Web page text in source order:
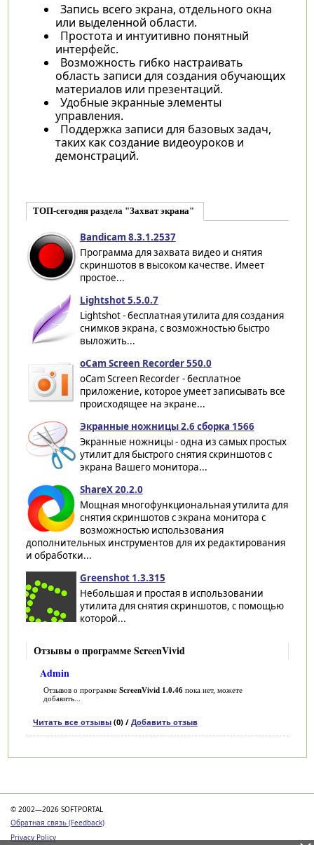
Запись всего экрана, отдельного окна
или выделенной области.
Простота и интуитивно понятный
интерфейс.
Возможность гибко настраивать
область записи для создания обучающих
материалов или презентаций.
Удобные экранные элементы
управления.
Поддержка записи для базовых задач,
таких как создание видеоуроков и
демонстраций.
ТОП-сегодня раздела "Захват экрана"
Bandicam 8.3.1.2537
Программа для захвата видео и снятия
скриншотов в высоком качестве. Имеет
простое...
Lightshot 5.5.0.7
Lightshot - бесплатная утилита для создания
снимков экрана, с возможностью быстро
выложить...
oCam Screen Recorder 550.0
oCam Screen Recorder - бесплатное
приложение, которое умеет записывать все
происходящее на экране...
Экранные ножницы 2.6 сборка 1566
Экранные ножницы - одна из самых простых
утилит для быстрого снятия скриншотов с
экрана Вашего монитора...
ShareX 20.2.0
Мощная многофункциональная утилита для
снятия скриншотов с экрана монитора с
возможностью использования
дополнительных инструментов для их редактирования
и обработки...
Greenshot 1.3.315
Небольшая и простая в использовании
утилита для снятия скриншотов, с помощью
которой...
Отзывы о программе ScreenVivid
Admin
Отзывов о программе ScreenVivid 1.0.46пока нет, можете
добавить...
Читать все отзывы(0) / Добавить отзыв
© 2002—2026 SOFTPORTAL
Обратная связь (Feedback)
Privacy Policy